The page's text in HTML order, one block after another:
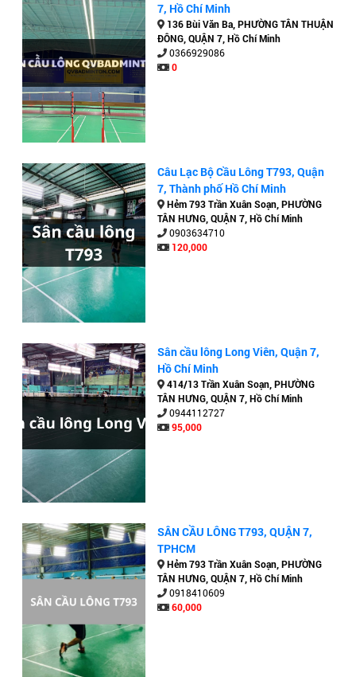
7, Hồ Chí Minh
136 Bùi Văn Ba, PHƯỜNG TÂN THUẬN
ĐÔNG, QUẬN 7, Hồ Chí Minh
0366929086
0
Câu Lạc Bộ Cầu Lông T793, Quận
7, Thành phố Hồ Chí Minh
Hẻm 793 Trần Xuân Soạn, PHƯỜNG
TÂN HƯNG, QUẬN 7, Hồ Chí Minh
0903634710
120,000
Sân cầu lông Long Viên, Quận 7,
Hồ Chí Minh
414/13 Trần Xuân Soạn, PHƯỜNG
TÂN HƯNG, QUẬN 7, Hồ Chí Minh
0944112727
95,000
SÂN CẦU LÔNG T793, QUẬN 7,
TPHCM
Hẻm 793 Trần Xuân Soạn, PHƯỜNG
TÂN HƯNG, QUẬN 7, Hồ Chí Minh
0918410609
60,000